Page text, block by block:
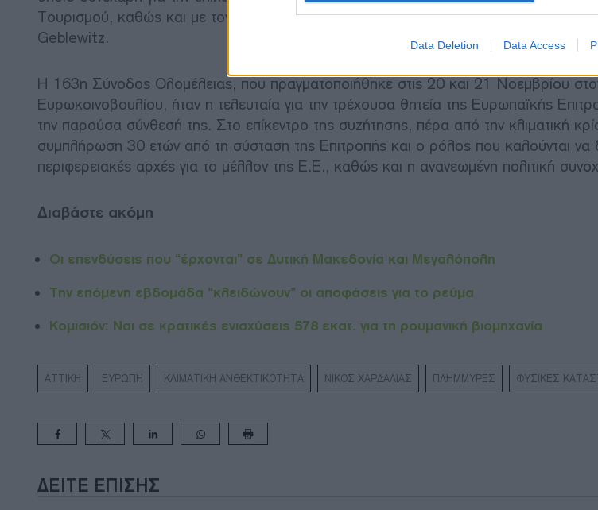
Data Deletion Data Access
Τουρισμού, καθώς και με τον Πολωνό Πρόεδρο της ομάδας του ΕΛΚ στην
Geblewitz.
Η 163η Σύνοδος Ολομέλειας, που πραγματοποιήθηκε στις 20 και 21 Νοεμβρίου
Ευρωκοινοβουλίου, ήταν η τελευταία για την τρέχουσα θητεία της Ευρωπαϊκής
την παρούσα σύνθεσή της. Στο επίκεντρο της συζήτησης, πέρα από την κλιματική
συμπλήρωση 30 ετών από τη σύσταση της Επιτροπής και ο ρόλος που καλούνται να
περιφερειακές αρχές για το μέλλον της Ε.Ε., καθώς και η ανανεωμένη πολιτική
Διαβάστε ακόμη
Οι επενδύσεις που “έρχονται” σε Δυτική Μακεδονία και Μεγαλόπολη
Την επόμενη εβδομάδα “κλειδώνουν” οι αποφάσεις για το ρεύμα
Κομισιόν: Ναι σε κρατικές ενισχύσεις 578 εκατ. για τη ρουμανική βιομηχανία
ΑΤΤΙΚΗ ΕΥΡΩΠΗ ΚΛΙΜΑΤΙΚΗ ΑΝΘΕΚΤΙΚΟΤΗΤΑ ΝΙΚΟΣ ΧΑΡΔΑΛΙΑΣ ΠΛΗΜΜΥΡΕΣ ΦΥΣΙΚΕΣ
ΔΕΊΤΕ ΕΠΊΣΗΣ